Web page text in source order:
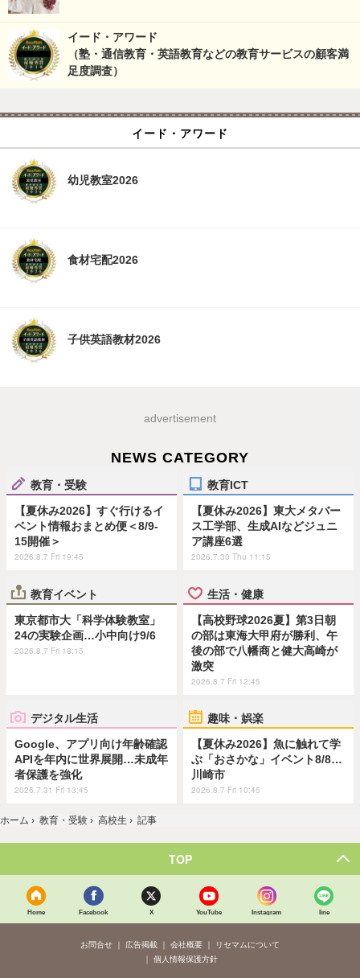
イード・アワード
（塾・通信教育・英語教育などの教育サービスの顧客満
足度調査）
イード・アワード
幼児教室2026
食材宅配2026
子供英語教材2026
advertisement
NEWS CATEGORY
教育・受験
【夏休み2026】すぐ行けるイ
ベント情報おまとめ便＜8/9-
15開催＞
2026.8.7 Fri 19:45
教育ICT
【夏休み2026】東大メタバー
ス工学部、生成AIなどジュニ
ア講座6選
2026.7.30 Thu 11:15
教育イベント
東京都市大「科学体験教室」
24の実験企画…小中向け9/6
2026.8.7 Fri 18:15
生活・健康
【高校野球2026夏】第3日朝
の部は東海大甲府が勝利、午
後の部で八幡商と健大高崎が
激突
2026.8.7 Fri 12:45
デジタル生活
Google、アプリ向け年齢確認
APIを年内に世界展開…未成年
者保護を強化
2026.7.31 Fri 13:45
趣味・娯楽
【夏休み2026】魚に触れて学
ぶ「おさかな」イベント8/8…
川崎市
2026.8.7 Fri 10:45
ホーム › 教育・受験 › 高校生 › 記事
TOP
Home Facebook X YouTube Instagram line
お問合せ 広告掲載 会社概要
リセマムについて
個人情報保護方針